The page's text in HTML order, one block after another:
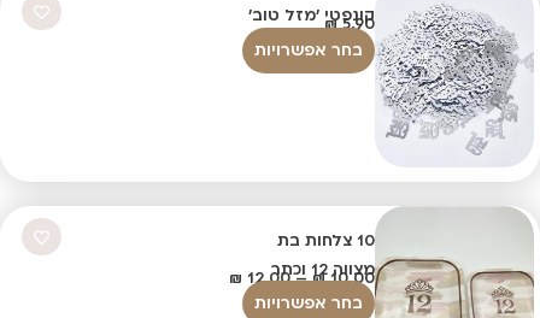
קונפטי 'מזל טוב'
₪5.90
בחר אפשרויות
10 צלחות בת
מצווה 12 וכתר ₪10.00
–
₪ 12.00
בחר אפשרויות